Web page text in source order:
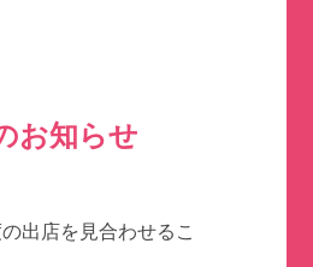
お知らせ
出店を見合わせるこ